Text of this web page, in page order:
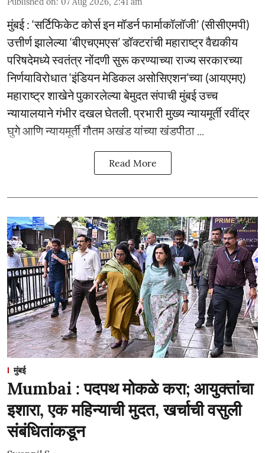
मुंबई : ‘सर्टिफिकेट कोर्स इन मॉडर्न फार्माकॉलॉजी’ (सीसीएमपी)
उत्तीर्ण झालेल्या ‘बीएचएमएस’ डॉक्टरांची महाराष्ट्र वैद्यकीय
परिषदेमध्ये स्वतंत्र नोंदणी सुरू करण्याच्या राज्य सरकारच्या
निर्णयाविरोधात ‘इंडियन मेडिकल असोसिएशन’च्या (आयएमए)
महाराष्ट्र शाखेने पुकारलेल्या बेमुदत संपाची मुंबई उच्च
न्यायालयाने गंभीर दखल घेतली. प्रभारी मुख्य न्यायमूर्ती रवींद्र
घुगे आणि न्यायमूर्ती गौतम अखंड यांच्या खंडपीठा ...
Read More
मुंबई
Mumbai : पदपथ मोकळे करा; आयुक्तांचा
इशारा, एक महिन्याची मुदत, खर्चाची वसुली
संबंधितांकडून